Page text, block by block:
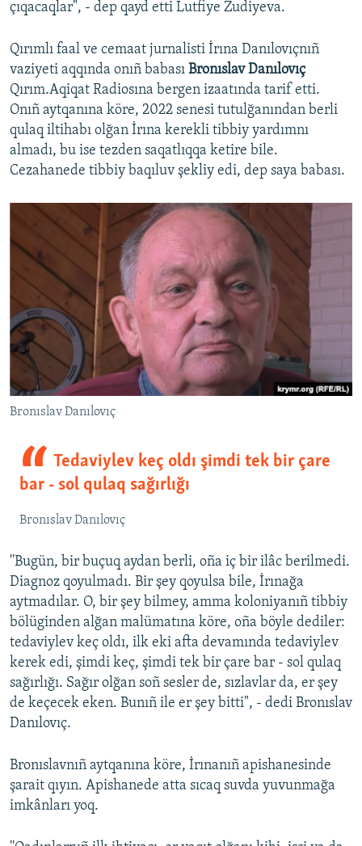
çıqacaqlar", - dep qayd etti Lutfiye Zudiyeva.
Qırımlı faal ve cemaat jurnalisti İrına Danılovıçnıñ
vaziyeti aqqında onıñ babası Bronıslav Danılovıç
Qırım.Aqiqat Radiosına bergen izaatında tarif etti.
Onıñ aytqanına köre, 2022 senesi tutulğanından berli
qulaq iltihabı olğan İrına kerekli tibbiy yardımnı
almadı, bu ise tezden saqatlıqqa ketire bile.
Cezahanede tibbiy baqıluv şekliy edi, dep saya babası.
Bronıslav Danılovıç
Tedaviylev keç oldı şimdi tek bir çare
bar - sol qulaq sağırlığı
Bronıslav Danılovıç
''Bugün, bir buçuq aydan berli, oña iç bir ilâc berilmedi.
Diagnoz qoyulmadı. Bir şey qoyulsa bile, İrınağa
aytmadılar. O, bir şey bilmey, amma koloniyanıñ tibbiy
bölüginden alğan malümatına köre, oña böyle dediler:
tedaviylev keç oldı, ilk eki afta devamında tedaviylev
kerek edi, şimdi keç, şimdi tek bir çare bar - sol qulaq
sağırlığı. Sağır olğan soñ sesler de, sızlavlar da, er şey
de keçecek eken. Bunıñ ile er şey bitti", - dedi Bronıslav
Danılovıç.
Bronıslavnıñ aytqanına köre, İrınanıñ apishanesinde
şarait qıyın. Apishanede atta sıcaq suvda yuvunmağa
imkânları yoq.